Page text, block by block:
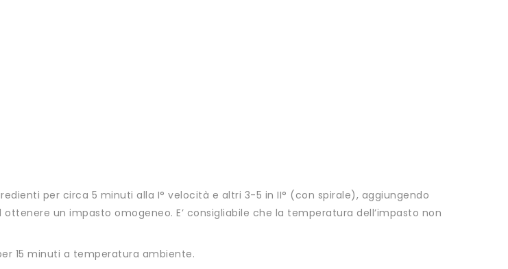
per circa 5 minuti alla I° velocità e altri 3-5 in II° (con spirale), aggiungendo
un impasto omogeneo. E’ consigliabile che la temperatura dell’impasto non
15 minuti a temperatura ambiente.